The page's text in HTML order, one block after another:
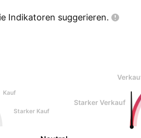
Indikatoren suggerieren.
Kauf
Starker Kauf
Starker Verkauf